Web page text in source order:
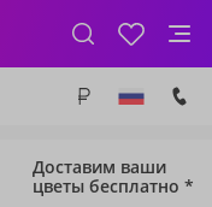
Доставим ваши
цветы бесплатно *